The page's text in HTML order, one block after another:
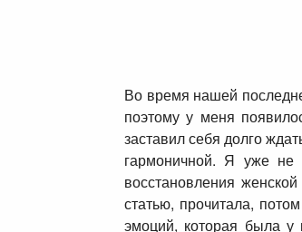
Во время нашей
поэтому у меня
заставил себя долго
гармоничной. Я уже не
восстановления
статью, прочитала,
эмоций, которая была